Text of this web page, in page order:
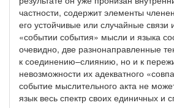
частности, содержит элементы
его устойчивые или случайные связи
«событии события» мысли и языка
очевидно, две разнонаправленные
к соединению–слиянию, но и к
невозможности их адекватного
событие мыслительного акта не
язык весь спектр своих единичных и